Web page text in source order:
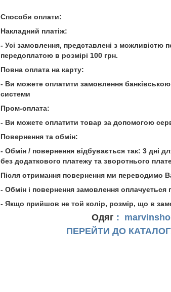
Способи оплати:
Накладний платіж:
- Усі замовлення, представлені з можливістю
передоплатою в розмірі 100 грн.
Повна оплата на карту:
- Ви можете оплатити замовлення
системи
Пром-оплата:
- Ви можете оплатити товар за допомогою
Повернення та обмін:
- Обмін / повернення відбувається так: 3 дні
без додаткового платежу та зворотнього
Після отримання повернення ми переводимо
- Обмін і повернення замовлення оплачується
- Якщо прийшов не той колір, розмір, що в
Одяг :
ПЕРЕЙТИ ДО